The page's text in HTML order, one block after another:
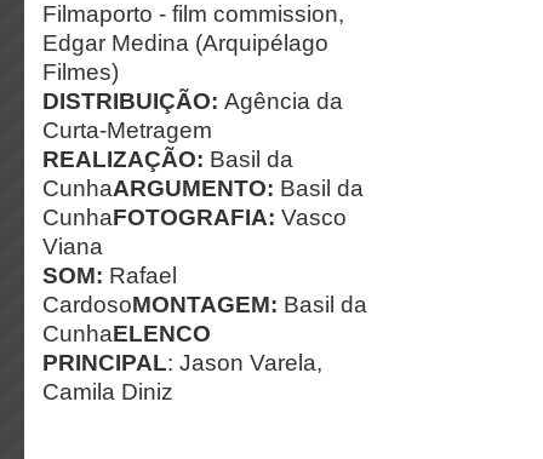
Filmaporto - film commission,
Edgar Medina (Arquipélago
Filmes)
DISTRIBUIÇÃO: Agência da
Curta-Metragem
REALIZAÇÃO: Basil da
CunhaARGUMENTO: Basil da
CunhaFOTOGRAFIA: Vasco
Viana
SOM: Rafael
CardosoMONTAGEM: Basil da
CunhaELENCO
PRINCIPAL: Jason Varela,
Camila Diniz